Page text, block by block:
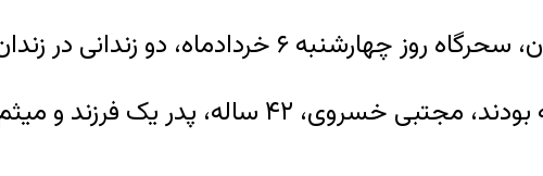
در زندان دستگرد اصفهان اعدام شدند.